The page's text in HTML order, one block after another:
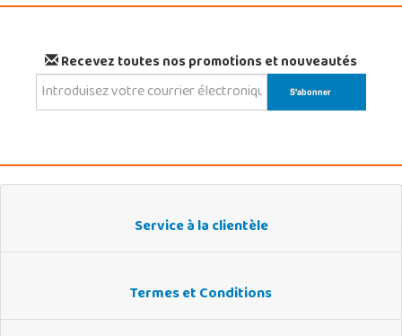
Recevez toutes nos promotions et nouveautés
Service à la clientèle
Termes et Conditions